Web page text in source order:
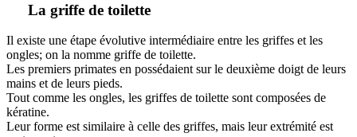
La griffe de toilette
Il existe une étape évolutive intermédiaire entre les griffes et les
ongles; on la nomme griffe de toilette.
Les premiers primates en possédaient sur le deuxième doigt de leurs
mains et de leurs pieds.
Tout comme les ongles, les griffes de toilette sont composées de
kératine.
Leur forme est similaire à celle des griffes, mais leur extrémité est